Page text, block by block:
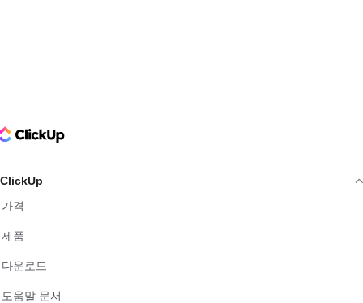
Logo
ClickUp
가격
제품
다운로드
도움말 문서